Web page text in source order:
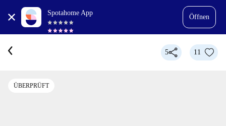
Spotahome App
Öffnen
5 11
ÜBERPRÜFT